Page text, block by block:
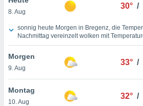
oder
Partner
das
Profil zu
Ihnen
8. Aug
30° /
Wettervorhersage für heute in
sonnig heute Morgen in Bregenz, die
Nachmittag vereinzelt wolken mit
kommenden Nacht werden23°Cerwartet,
heutigen Tag hinweg.
Morgen
9. Aug
33° /
Montag
10. Aug
32° /